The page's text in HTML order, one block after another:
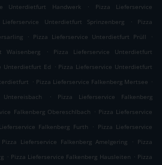
Unterdietfurt Handwerk .
Pizza Lieferservice
Lieferservice Unterdietfurt Sprinzenberg .
Pizza
. Pizza Lieferservice Unterdietfurt Prüll
.
Waisenberg
.
Pizza Lieferservice Unterdietfurt
Unterdietfurt Ed . Pizza Lieferservice Unterdietfurt
. Pizza Lieferservice Falkenberg Mertsee .
.
Pizza Lieferservice Falkenberg
Falkenberg Obereschlbach . Pizza Lieferservice
Falkenberg Furth . Pizza Lieferservice
Pizza Lieferservice Falkenberg Amelgering . Pizza
. Pizza Lieferservice Falkenberg Hausleiten . Pizza